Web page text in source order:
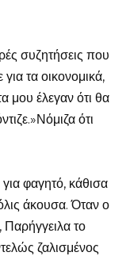
συζητήσεις που
τα οικονομικά,
μου έλεγαν ότι θα
ότι
φαγητό, κάθισα
άκουσα. Όταν ο
Παρήγγειλα το
ζαλισμένος